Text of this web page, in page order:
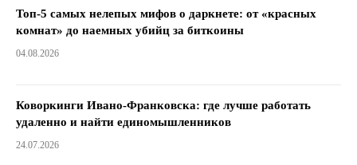
Топ-5 самых нелепых мифов о даркнете: от «красных
комнат» до наемных убийц за биткоины
04.08.2026
Коворкинги Ивано-Франковска: где лучше работать
удаленно и найти единомышленников
24.07.2026